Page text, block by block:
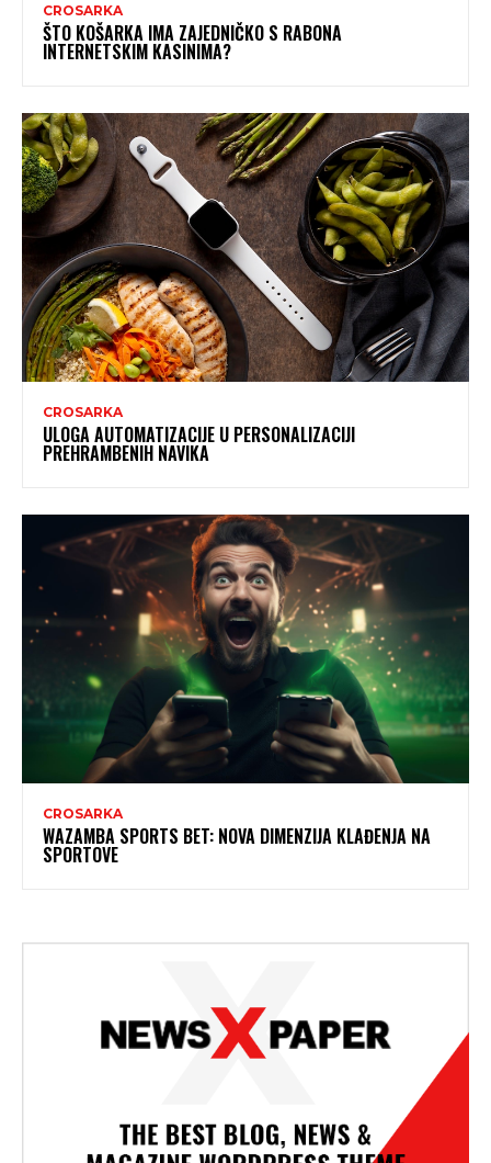
CROSARKA
ŠTO KOŠARKA IMA ZAJEDNIČKO S RABONA
INTERNETSKIM KASINIMA?
CROSARKA
ULOGA AUTOMATIZACIJE U PERSONALIZACIJI
PREHRAMBENIH NAVIKA
CROSARKA
WAZAMBA SPORTS BET: NOVA DIMENZIJA KLAĐENJA NA
SPORTOVE